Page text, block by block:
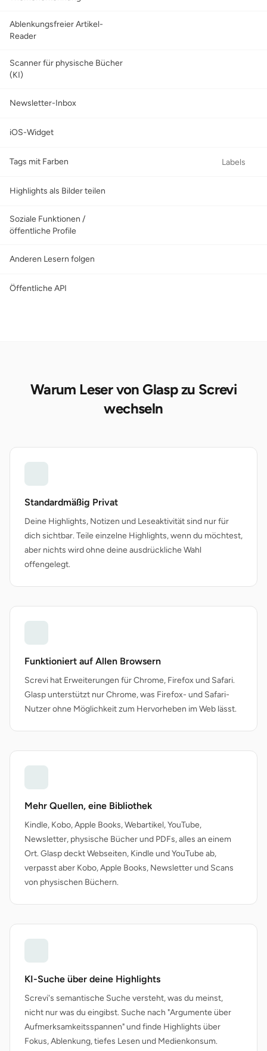
Ablenkungsfreier Artikel-
Reader
Scanner für physische Bücher
(KI)
Newsletter-Inbox
iOS-Widget
Tags mit Farben Labels
Highlights als Bilder teilen
Soziale Funktionen /
öffentliche Profile
Anderen Lesern folgen
Öffentliche API
Warum Leser von Glasp zu Screvi
wechseln
Standardmäßig Privat
Deine Highlights, Notizen und Leseaktivität sind nur für
dich sichtbar. Teile einzelne Highlights, wenn du möchtest,
aber nichts wird ohne deine ausdrückliche Wahl
offengelegt.
Funktioniert auf Allen Browsern
Screvi hat Erweiterungen für Chrome, Firefox und Safari.
Glasp unterstützt nur Chrome, was Firefox- und Safari-
Nutzer ohne Möglichkeit zum Hervorheben im Web lässt.
Mehr Quellen, eine Bibliothek
Kindle, Kobo, Apple Books, Webartikel, YouTube,
Newsletter, physische Bücher und PDFs, alles an einem
Ort. Glasp deckt Webseiten, Kindle und YouTube ab,
verpasst aber Kobo, Apple Books, Newsletter und Scans
von physischen Büchern.
KI-Suche über deine Highlights
Screvi's semantische Suche versteht, was du meinst,
nicht nur was du eingibst. Suche nach "Argumente über
Aufmerksamkeitsspannen" und finde Highlights über
Fokus, Ablenkung, tiefes Lesen und Medienkonsum.